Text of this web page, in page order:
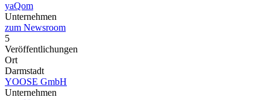
yaQom
Unternehmen
zum Newsroom
5
Veröffentlichungen
Ort
Darmstadt
YOOSE GmbH
Unternehmen